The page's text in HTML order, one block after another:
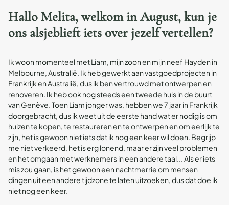
Hallo Melita, welkom in August, kun je
ons alsjeblieft iets over jezelf vertellen?
Ik woon momenteel met Liam, mijn zoon en mijn neef Hayden in
Melbourne, Australië. Ik heb gewerkt aan vastgoedprojecten in
Frankrijk en Australië, dus ik ben vertrouwd met ontwerpen en
renoveren. Ik heb ook nog steeds een tweede huis in de buurt
van Genève. Toen Liam jonger was, hebben we 7 jaar in Frankrijk
doorgebracht, dus ik weet uit de eerste hand wat er nodig is om
huizen te kopen, te restaureren en te ontwerpen en om eerlijk te
zijn, het is gewoon niet iets dat ik nog een keer wil doen. Begrijp
me niet verkeerd, het is erg lonend, maar er zijn veel problemen
en het omgaan met werknemers in een andere taal... Als er iets
mis zou gaan, is het gewoon een nachtmerrie om mensen
dingen uit een andere tijdzone te laten uitzoeken, dus dat doe ik
niet nog een keer.